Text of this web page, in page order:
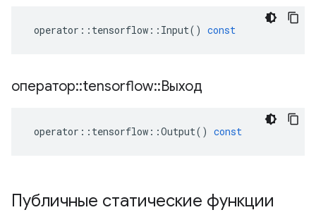
operator :: tensorflow :: Input() const
оператор::tensorflow::Выход
operator :: tensorflow ::Output() const
Публичные статические функции